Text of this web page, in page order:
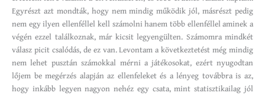
Egyrészt azt mondták, hogy nem mindig működik jól, másrészt pedig
nem egy ilyen ellenféllel kell számolni hanem több ellenféllel aminek a
végén ezzel találkoznak, már kicsit legyengülten. Számomra mindkét
válasz picit csalódás, de ez van. Levontam a következtetést még mindig
nem lehet pusztán számokkal mérni a játékosokat, ezért nyugodtan
lőjem be megérzés alapján az ellenfeleket és a lényeg továbbra is az,
hogy inkább legyen nagyon nehéz egy csata, mint statisztikailag jól